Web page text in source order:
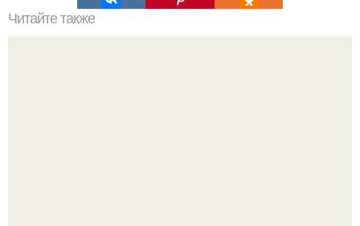
Читайте также